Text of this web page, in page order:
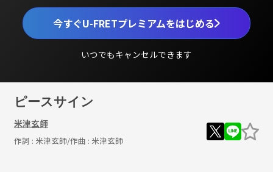
今すぐU-FRETプレミアムをはじめる
いつでもキャンセルできます
ピースサイン
米津玄師
作詞 : 米津玄師/作曲 : 米津玄師